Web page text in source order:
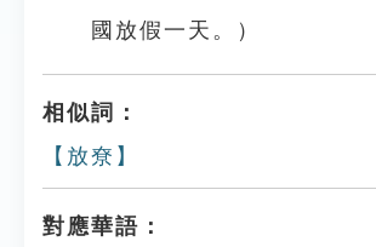
國放假一天。）
相似詞：
【放尞】
對應華語：